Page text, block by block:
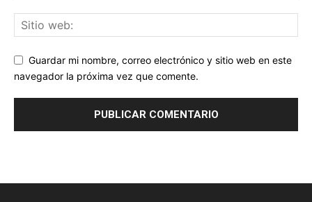
Guardar mi nombre, correo electrónico y sitio web en este
navegador la próxima vez que comente.